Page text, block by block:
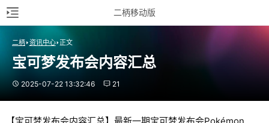
二柄移动版
二柄 资讯中心 正文
宝可梦发布会内容汇总
2025-07-22 13:32:46 21
【宝可梦发布会内容汇总】最新一期宝可梦发布会Pokémon